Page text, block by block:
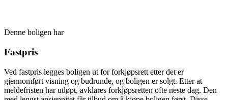
Denne boligen har
Fastpris
Ved fastpris legges boligen ut for forkjøpsrett etter det er
gjennomført visning og budrunde, og boligen er solgt. Etter at
meldefristen har utløpt, avklares forkjøpsretten ofte neste dag. Den